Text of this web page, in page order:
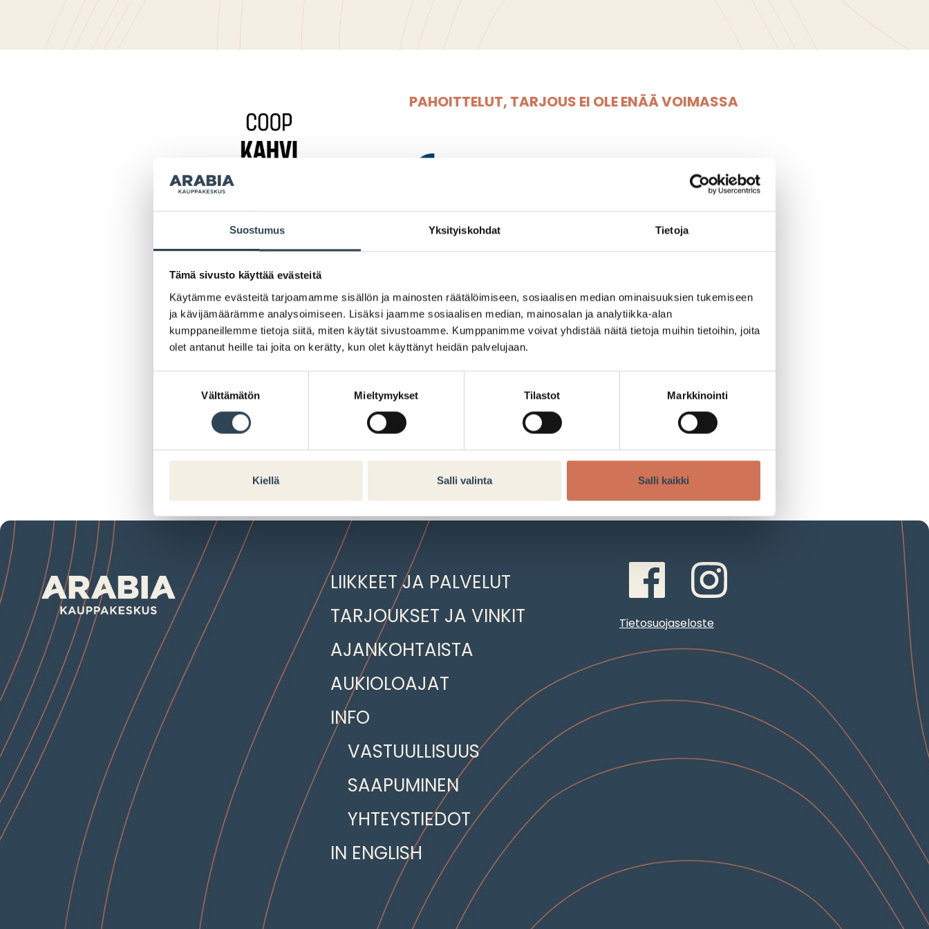
Suostumus Yksityiskohdat Tietoja
Tämä sivusto käyttää evästeitä
Käytämme evästeitä tarjoamamme sisällön ja mainosten räätälöimiseen, sosiaalisen median ominaisuuksien tukemiseen
ja kävijämäärämme analysoimiseen. Lisäksi jaamme sosiaalisen median, mainosalan ja analytiikka-alan
kumppaneillemme tietoja siitä, miten käytät sivustoamme. Kumppanimme voivat yhdistää näitä tietoja muihin tietoihin, joita
olet antanut heille tai joita on kerätty, kun olet käyttänyt heidän palvelujaan.
Välttämätön Mieltymykset Tilastot Markkinointi
Kiellä Salli valinta Salli kaikki
PAHOITTELUT, TARJOUS EI OLE ENÄÄ VOIMASSA
COOP KAHVI
Coopin kahvia edullisesti!
5,99€
Tarjouksen voimassaoloaika:
LIIKKEET JA PALVELUT
TARJOUKSET JA VINKIT
AJANKOHTAISTA
AUKIOLOAJAT
INFO
VASTUULLISUUS
SAAPUMINEN
YHTEYSTIEDOT
IN ENGLISH
Tietosuojaseloste